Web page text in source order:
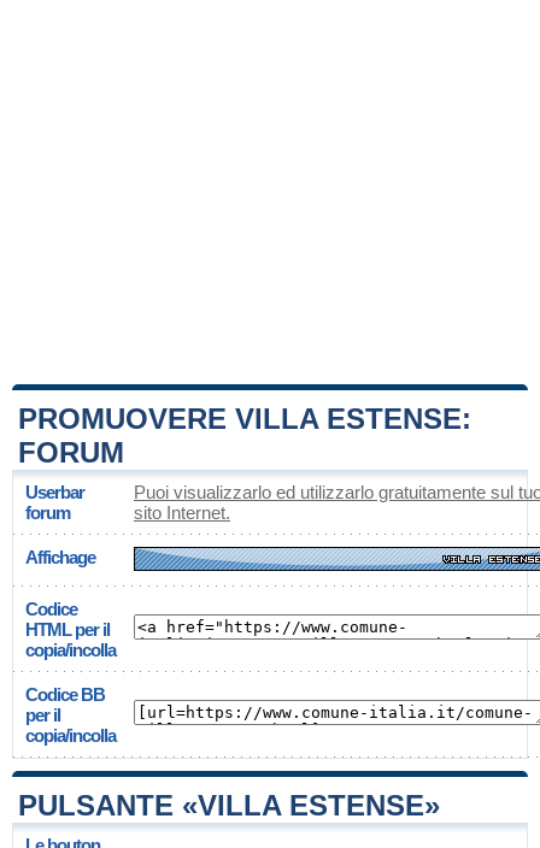
PROMUOVERE VILLA ESTENSE:
FORUM
Userbar
forum
Puoi visualizzarlo ed utilizzarlo gratuitamente sul
sito Internet.
Affichage
Codice
HTML per il
copia/incolla
Codice BB
per il
copia/incolla
PULSANTE «VILLA ESTENSE»